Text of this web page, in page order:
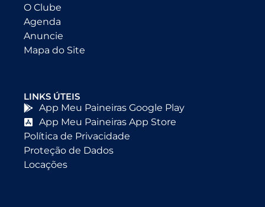
O Clube
Agenda
Anuncie
Mapa do Site
LINKS ÚTEIS
App Meu Paineiras Google Play
App Meu Paineiras App Store
Política de Privacidade
Proteção de Dados
Locações